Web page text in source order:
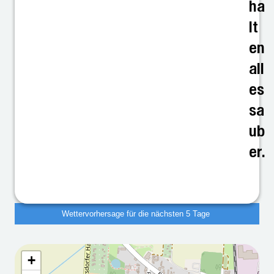
ha
lt
en
all
es
sa
ub
er.
Wettervorhersage für die nächsten 5 Tage
+